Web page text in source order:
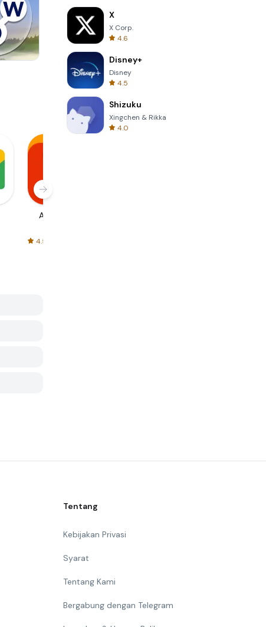
Solitaire Klondike
AliExpress
4.5
X
X Corp.
4.6
Disney+
Disney
4.5
Shizuku
Xingchen & Rikka
4.0
Tentang
Kebijakan Privasi
Syarat
Tentang Kami
Bergabung dengan Telegram